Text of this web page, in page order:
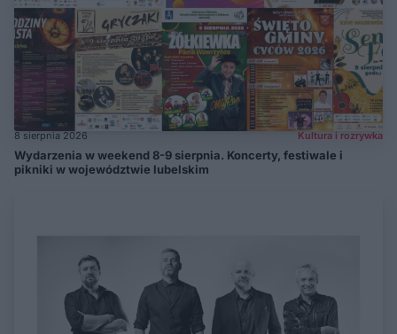
8 sierpnia 2026 Kultura i rozrywka
Wydarzenia w weekend 8-9 sierpnia. Koncerty, festiwale i
pikniki w województwie lubelskim